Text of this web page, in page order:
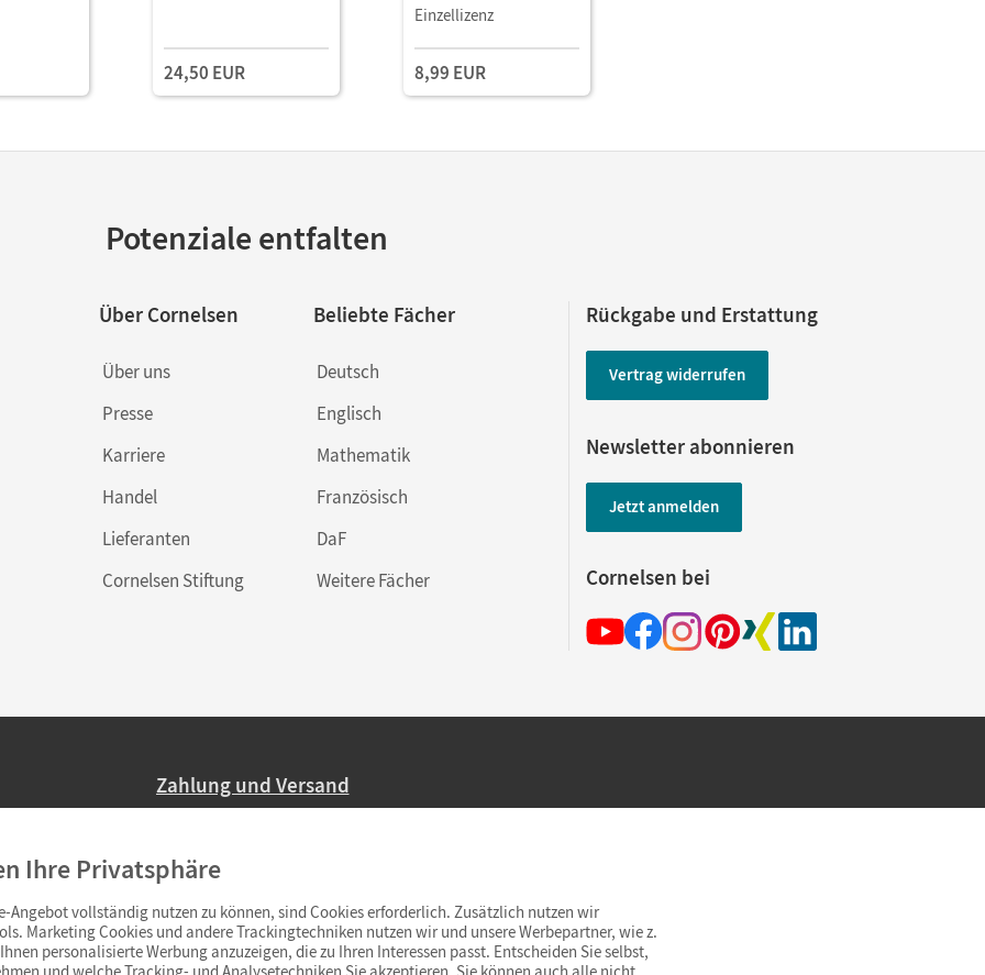
24,50 EUR
Einzellizenz
8,99 EUR
Potenziale entfalten
Über Cornelsen
Über uns
Presse
Karriere
Handel
Lieferanten
Cornelsen Stiftung
Beliebte Fächer
Deutsch
Englisch
Mathematik
Französisch
DaF
Weitere Fächer
Rückgabe und Erstattung
Vertrag widerrufen
Newsletter abonnieren
Jetzt anmelden
Cornelsen bei
Zahlung und Versand
Ab 59,– EUR Bestellwert liefern wir versandkostenfrei innerhalb Deutschlands
(Lieferung in 3–6 Tagen).
Ihre Privatsphäre
Angebot vollständig nutzen zu können, sind Cookies erforderlich. Zusätzlich nutzen wir
Marketing Cookies und andere Trackingtechniken nutzen wir und unsere Werbepartner, wie z.
personalisierte Werbung anzuzeigen, die zu Ihren Interessen passt. Entscheiden Sie selbst,